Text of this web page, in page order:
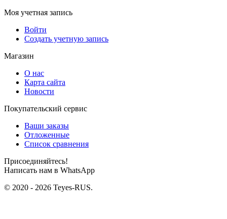
Моя учетная запись
Войти
Создать учетную запись
Магазин
О нас
Карта сайта
Новости
Покупательский сервис
Ваши заказы
Отложенные
Список сравнения
Присоединяйтесь!
Написать нам в WhatsApp
© 2020 - 2026 Teyes-RUS.